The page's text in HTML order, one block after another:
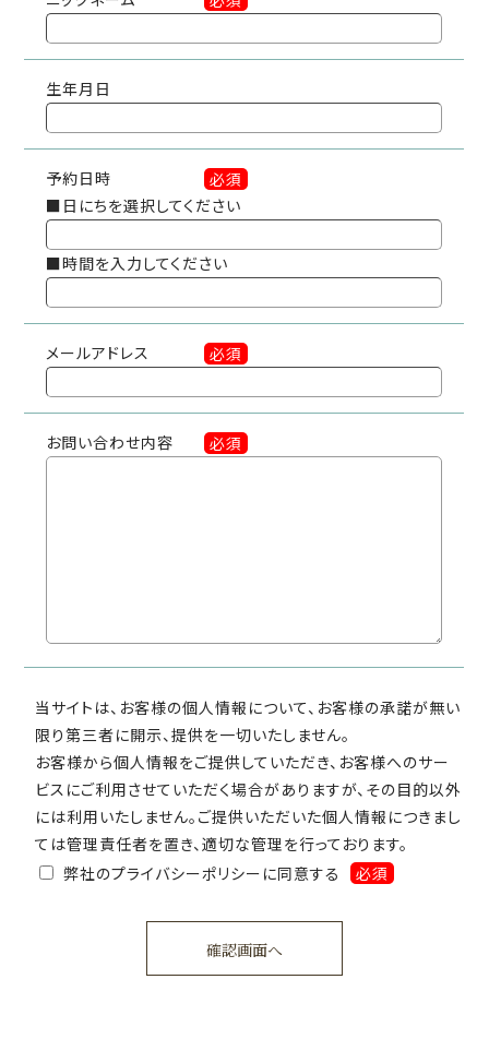
生年月日
予約日時
必須
■日にちを選択してください
■時間を入力してください
メールアドレス 必須
お問い合わせ内容 必須
当サイトは、お客様の個人情報について、お客様の承諾が無い
限り第三者に開示、提供を一切いたしません。
お客様から個人情報をご提供していただき、お客様へのサー
ビスにご利用させていただく場合がありますが、その目的以外
には利用いたしません。ご提供いただいた個人情報につきまし
ては管理責任者を置き、適切な管理を行っております。
弊社のプライバシーポリシーに同意する
必須